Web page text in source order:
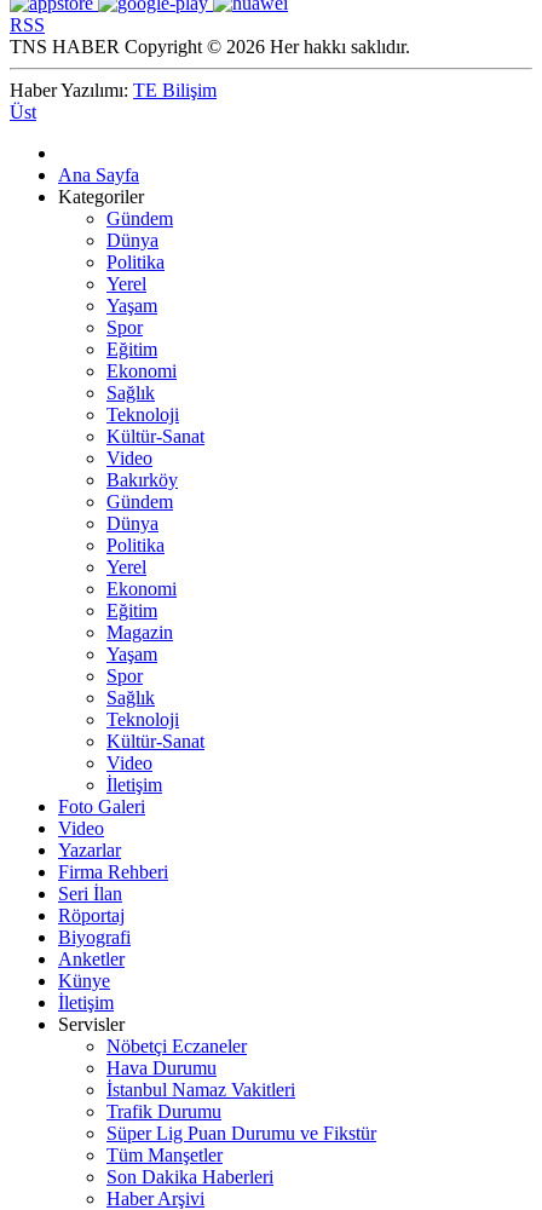
RSS
TNS HABER Copyright © 2026 Her hakkı saklıdır.
Haber Yazılımı: TE Bilişim
Üst
Ana Sayfa
Kategoriler
Gündem
Dünya
Politika
Yerel
Yaşam
Spor
Eğitim
Ekonomi
Sağlık
Teknoloji
Kültür-Sanat
Video
Bakırköy
Gündem
Dünya
Politika
Yerel
Ekonomi
Eğitim
Magazin
Yaşam
Spor
Sağlık
Teknoloji
Kültür-Sanat
Video
İletişim
Foto Galeri
Video
Yazarlar
Firma Rehberi
Seri İlan
Röportaj
Biyografi
Anketler
Künye
İletişim
Servisler
Nöbetçi Eczaneler
Hava Durumu
İstanbul Namaz Vakitleri
Trafik Durumu
Süper Lig Puan Durumu ve Fikstür
Tüm Manşetler
Son Dakika Haberleri
Haber Arşivi